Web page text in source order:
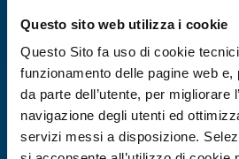
Questo sito web utilizza i cookie
Questo Sito fa uso di cookie
funzionamento delle pagine web
da parte dell’utente, per migliorare
navigazione degli utenti ed
servizi messi a disposizione.
Expires on10